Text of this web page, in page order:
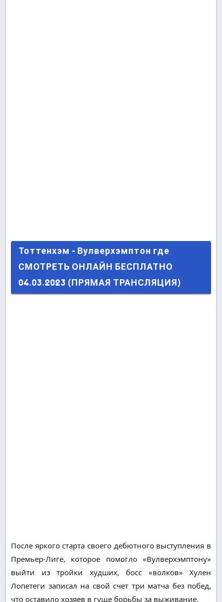
Тоттенхэм - Вулверхэмптон где СМОТРЕТЬ
ОНЛАЙН БЕСПЛАТНО 04.03.2023 (ПРЯМАЯ
ТРАНСЛЯЦИЯ)
Последние сообщения
Тоттенхэм - Вулверхэмптон где
СМОТРЕТЬ ОНЛАЙН БЕСПЛАТНО
04.03.2023 (ПРЯМАЯ ТРАНСЛЯЦИЯ)
После яркого старта своего дебютного выступления в
Премьер-Лиге, которое помогло «Вулверхэмптону»
выйти из тройки худших, босс «волков» Хулен
Лопетеги записал на свой счет три матча без побед,
что оставило хозяев в гуще борьбы за выживание.